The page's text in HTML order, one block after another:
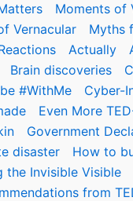
Moments of
Vernacular Myths
Actually
Brain discoveries
#WithMe
Cyber-
Even More
Government
disaster How to
the Invisible Visible
from